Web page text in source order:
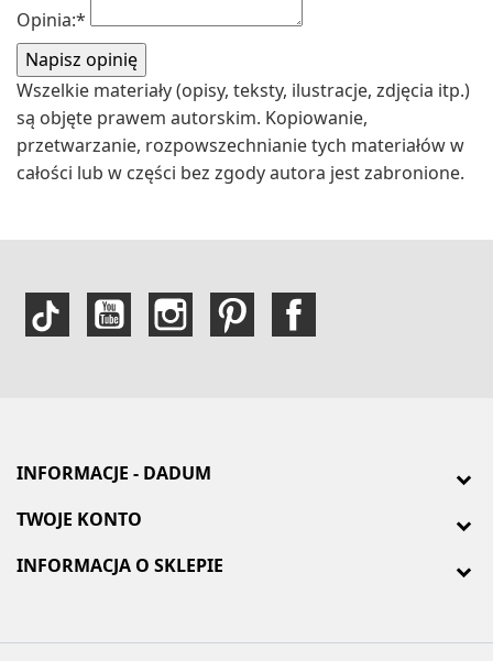
Opinia:*
Wszelkie materiały (opisy, teksty, ilustracje, zdjęcia itp.)
są objęte prawem autorskim. Kopiowanie,
przetwarzanie, rozpowszechnianie tych materiałów w
całości lub w części bez zgody autora jest zabronione.
INFORMACJE - DADUM
TWOJE KONTO
INFORMACJA O SKLEPIE